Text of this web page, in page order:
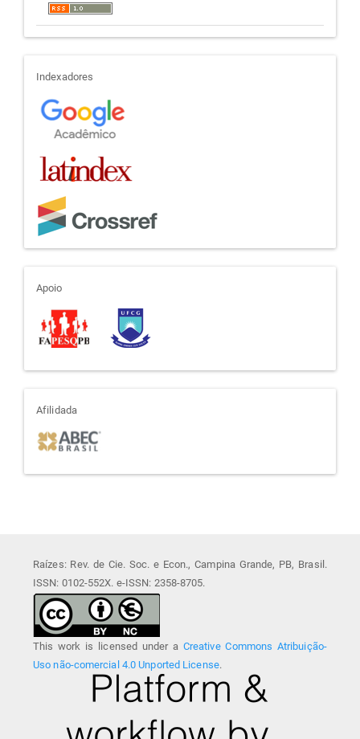
indexadores
Indexadores
apoio
Apoio
afiliada
Afilidada
Raízes: Rev. de Cie. Soc. e Econ., Campina Grande, PB, Brasil.
ISSN: 0102-552X. e-ISSN: 2358-8705.
This work is licensed under a Creative Commons Atribuição-
Uso não-comercial 4.0 Unported License.